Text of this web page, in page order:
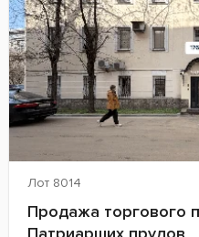
Лот 8014
Продажа торгового